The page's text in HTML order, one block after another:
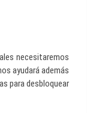
necesitaremos
ayudará además
para desbloquear